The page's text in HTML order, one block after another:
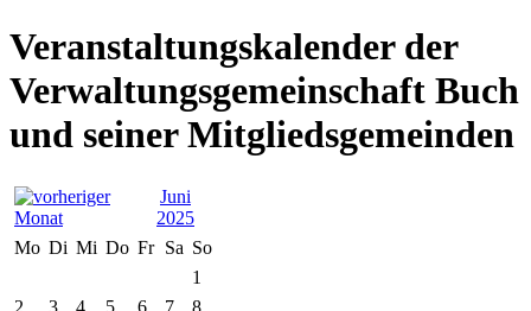
Veranstaltungskalender der
Verwaltungsgemeinschaft Buch
und seiner Mitgliedsgemeinden
Juni
2025
Mo Di Mi Do Fr Sa So
1
2
3 4 5 6 7
8